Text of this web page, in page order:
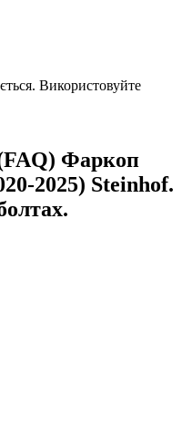
Використовуйте
(FAQ) Фаркоп
2025) Steinhof.